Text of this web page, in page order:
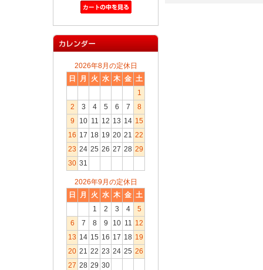
2026年8月の定休日
日
月 火 水 木 金 土
1
2
3 4 5 6 7
8
9
10 11 12 13 14 15
16 17 18 19 20 21 22
23 24 25 26 27 28 29
30 31
2026年9月の定休日
日
月 火 水 木 金 土
1
2 3 4
5
6
7 8 9 10 11 12
13 14 15 16 17 18 19
20 21 22 23 24 25 26
27 28 29 30